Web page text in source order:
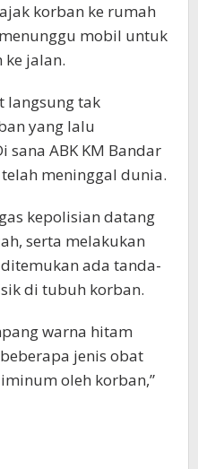
korban ke rumah
mobil untuk
jalan.
langsung tak
yang lalu
sana ABK KM Bandar
meninggal dunia.
kepolisian datang
serta melakukan
ada tanda-
di tubuh korban.
warna hitam
jenis obat
oleh korban,”